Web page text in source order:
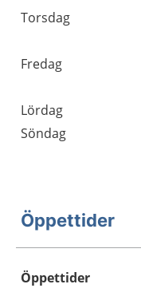
Torsdag
Fredag
Lördag
Söndag
Öppettider
Öppettider